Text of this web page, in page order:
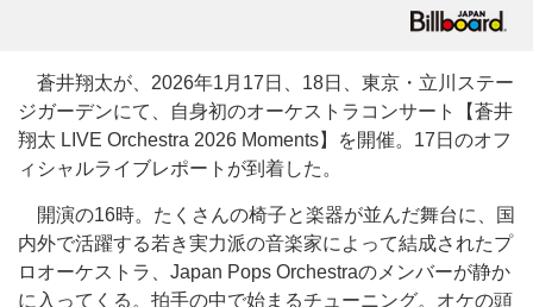
蒼井翔太が、2026年1月17日、18日、東京・立川ステー
ジガーデンにて、自身初のオーケストラコンサート【蒼井
翔太 LIVE Orchestra 2026 Moments】を開催。17日のオフ
ィシャルライブレポートが到着した。
開演の16時。たくさんの椅子と楽器が並んだ舞台に、国
内外で活躍する若き実力派の音楽家によって結成されたプ
ロオーケストラ、Japan Pops Orchestraのメンバーが静か
に入ってくる。拍手の中で始まるチューニング。オケの頭